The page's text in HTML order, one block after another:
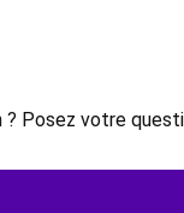
? Posez votre